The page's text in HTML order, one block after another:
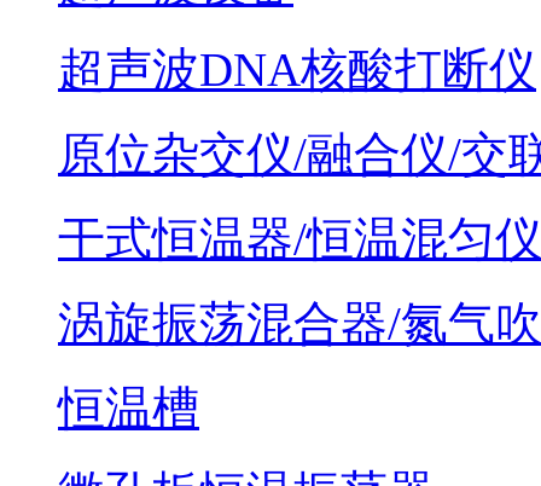
超声波DNA核酸打断仪
原位杂交仪/融合仪/交
干式恒温器/恒温混匀仪
涡旋振荡混合器/氮气
恒温槽